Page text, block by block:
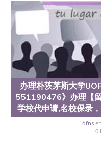
State University）圣
State University）圣
State University）圣
State University）圣
State University）圣
University）圣何塞州
University）圣何塞州
University）圣何塞州
University）圣何塞州
University）圣何塞州
University）圣何塞州
University）圣何塞州
University）圣何塞州
University）圣何塞州
University）圣何塞州
办理朴茨茅斯大学
551190476》办理【
学校代申请,名校保录
dfnsen
0